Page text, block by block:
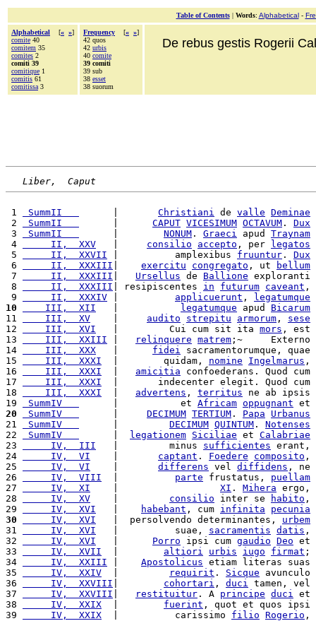
Table of Contents| Words: Alphabetical-
Alphabetical [« »]
comite 40
comitem 35
comites 2
comiti 39
comitique 1
comitis 61
comitissa 3
Frequency [« »]
42 quos
42 urbis
40 comite
39 comiti
39 sub
38 esset
38 suorum
De rebus gestis Rogerii
Liber,  Caput
1 SummII Christiani de valle Deminae
2
SummII CAPUT VICESIMUM OCTAVUM . Dux
3
SummII NONUM . Graeci apud Traynam
4
     II,  XXV
consilio accepto , per
legatos
5
     II,  XXVII
|          amplexibus fruuntur . Dux
6
     II,  XXXIII
exercitu congregato , ut
bellum
7
     II,  XXXIII
Ursellus de Ballione exploranti
8
     II,  XXXIII
| resipiscentes in futurum caveant ,
9
     II,  XXXIV
applicuerunt ,
legatumque
10
    III,  XII
legatumque apud Bicarum
11
    III,  XV
audito strepitu armorum , sese
12
    III,  XVI
   |         Cui cum sit ita
mors , est
13
    III,  XXIII
relinquere matrem ;~     Externo
14
    III,  XXX
fidei sacramentorumque, quae
15
    III,  XXXI
  |        quidam,
nomine Ingelmarus ,
16
    III,  XXXI
amicitia confoederans. Quod cum
17
    III,  XXXI
  |       indecenter elegit. Quod cum
18
    III,  XXXI
advertens , territus ne ab ipsis
19
SummIV
      |           et
Africam oppugnant et
20
SummIV DECIMUM TERTIUM . Papa
Urbanus
21
SummIV DECIMUM QUINTUM . Notenses
22
SummIV legationem Siciliae et Calabriae
23
     IV,  III
   |         minus
sufficientes erant,
24
     IV,  VI
captant . Foedere composito ,
25
     IV,  VI
differens vel diffidens , ne
26
     IV,  VIII
parte frustatus, puellam
27
     IV,  XI
XI . Mihera ergo,
28
     IV,  XV
consilio inter se habito ,
29
     IV,  XVI
habebant , cum infinita
pecunia
30
     IV,  XVI
   |  persolvendo determinantes,
urbem
31
     IV,  XVI
   |          suae,
sacramentis datis ,
32
     IV,  XVI
Porro ipsi cum gaudio Deo et
33
     IV,  XVII
altiori urbis iugo firmat ;
34
     IV,  XXIII
Apostolicus etiam literas suas
35
     IV,  XXIV
requirit . Sicque avunculo
36
     IV,  XXVIII
cohortari , duci tamen, vel
37
     IV,  XXVIII
restituitur . A principe duci et
38
     IV,  XXIX
fuerint , quot et quos ipsi
39
     IV,  XXIX
  |          carissimo
filio Rogerio ,